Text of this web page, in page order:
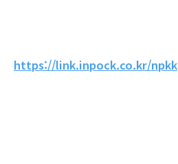
https://link.inpock.co.kr/npkk